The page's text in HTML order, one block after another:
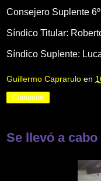
Consejero Suplente
Síndico Titular:
Síndico Suplente:
Guillermo Caprarulo en
Compartir
Se llevó a